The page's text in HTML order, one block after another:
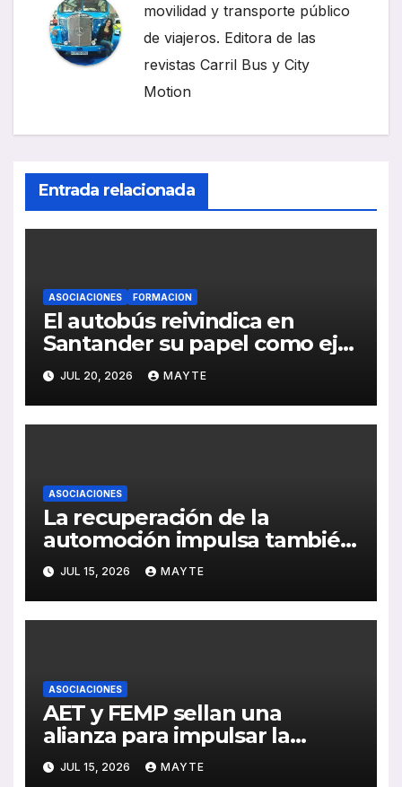
movilidad y transporte público
de viajeros. Editora de las
revistas Carril Bus y City
Motion
Entrada relacionada
ASOCIACIONES FORMACION
El autobús reivindica en
Santander su papel como eje
de la movilidad sostenible y la
cohesión territorial
JUL 20, 2026 MAYTE
ASOCIACIONES
La recuperación de la
automoción impulsa también
al sector del autocar: récord
de inversión y avance de la
electrificación en 2025
JUL 15, 2026 MAYTE
ASOCIACIONES
AET y FEMP sellan una
alianza para impulsar la
movilidad inteligente en las
ciudades españolas
JUL 15, 2026 MAYTE